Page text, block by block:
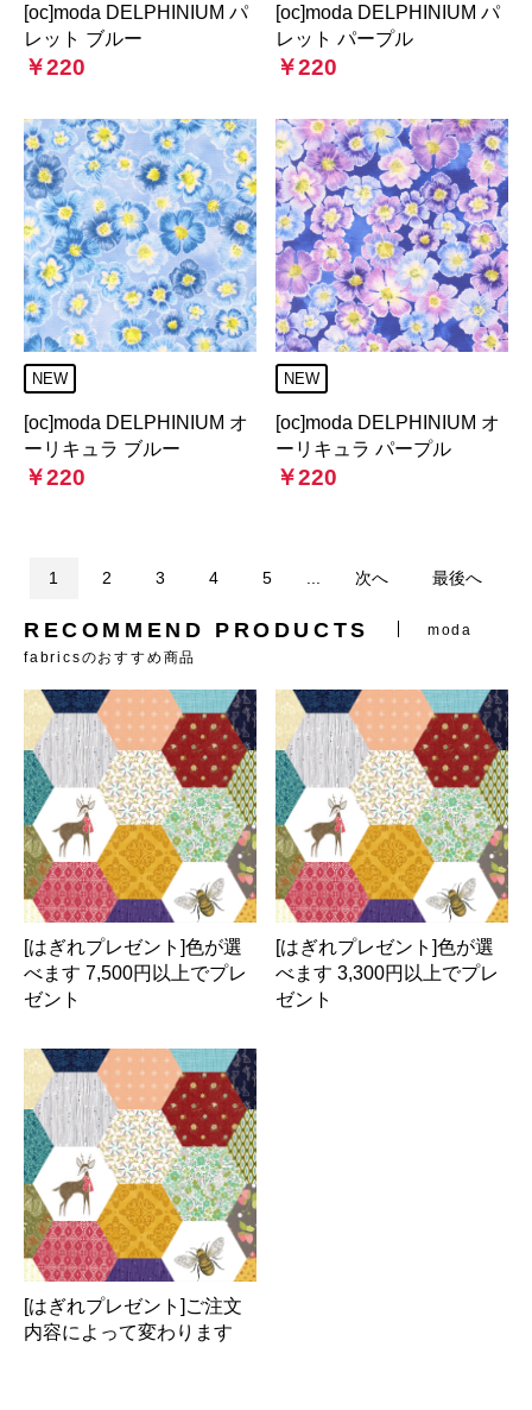
[oc]moda DELPHINIUM パ
レット ブルー
￥220
[oc]moda DELPHINIUM パ
レット パープル
￥220
NEW
[oc]moda DELPHINIUM オ
ーリキュラ ブルー
￥220
NEW
[oc]moda DELPHINIUM オ
ーリキュラ パープル
￥220
1 2 3 4 5 次へ 最後へ
RECOMMEND PRODUCTS
moda
fabricsのおすすめ商品
[はぎれプレゼント]色が選
べます 7,500円以上でプレ
ゼント
[はぎれプレゼント]色が選
べます 3,300円以上でプレ
ゼント
[はぎれプレゼント]ご注文
内容によって変わります